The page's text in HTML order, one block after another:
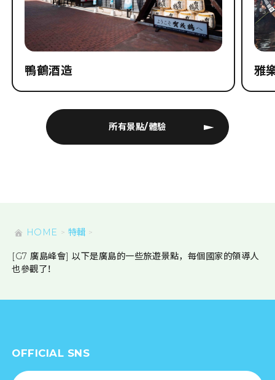
所有景點/體驗
鴨鶴酒造 雅
HOME 特輯
[G7 廣島峰會] 以下是廣島的一些旅遊景點，每個國家的領導人
也參觀了！
OFFICIAL SNS